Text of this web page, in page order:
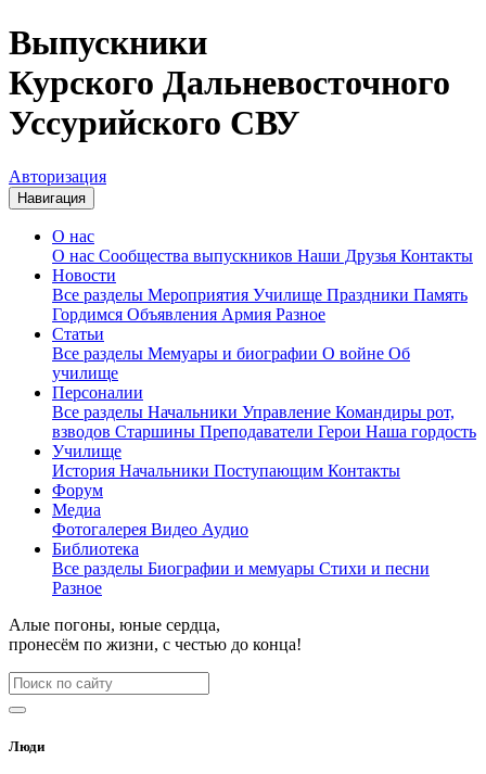
Выпускники
Курского Дальневосточного
Уссурийского СВУ
Авторизация
Навигация
О нас
О нас Сообщества выпускников Наши Друзья Контакты
Новости
Все разделы Мероприятия Училище Праздники Память
Гордимся Объявления Армия Разное
Статьи
Все разделы Мемуары и биографии О войне Об
училище
Персоналии
Все разделы Начальники Управление Командиры рот,
взводов Старшины Преподаватели Герои Наша гордость
Училище
История Начальники Поступающим Контакты
Форум
Медиа
Фотогалерея Видео Аудио
Библиотека
Все разделы Биографии и мемуары Стихи и песни
Разное
Алые погоны, юные сердца,
пронесём по жизни, с честью до конца!
Люди